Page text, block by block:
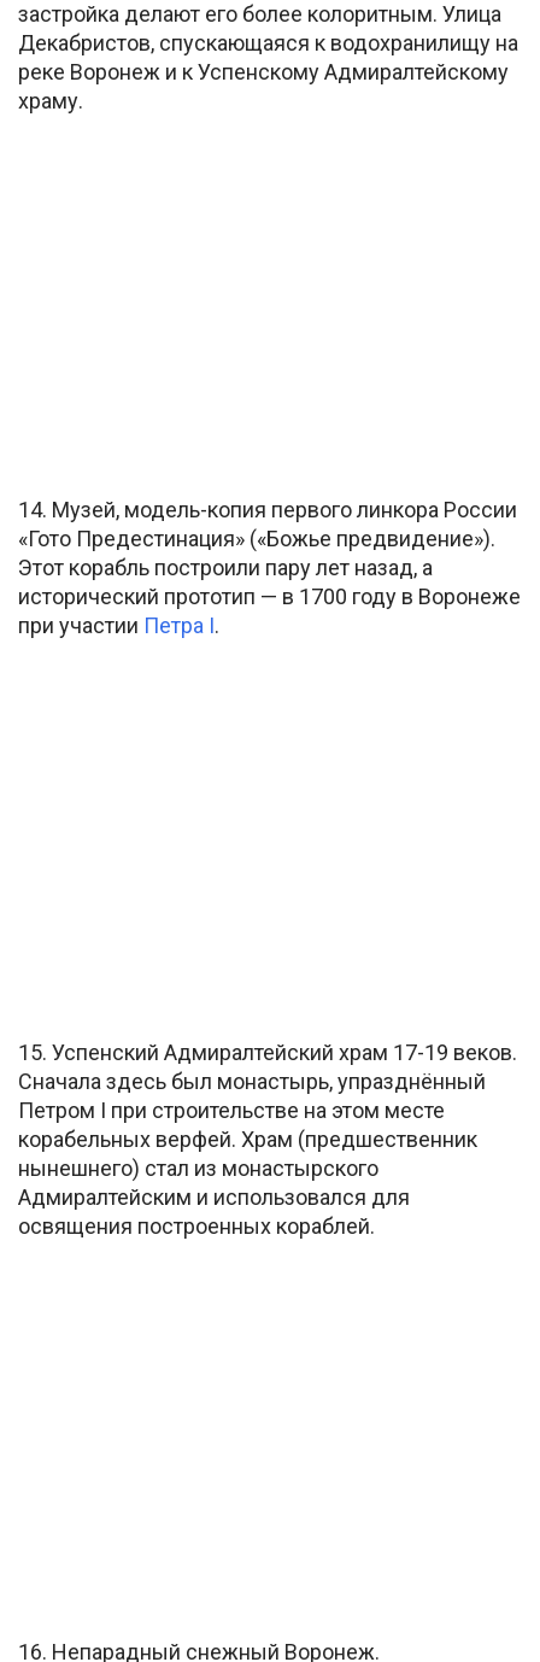
застройка делают его более колоритным. Улица
Декабристов, спускающаяся к водохранилищу на
реке Воронеж и к Успенскому Адмиралтейскому
храму.
14. Музей, модель-копия первого линкора России
«Гото Предестинация» («Божье предвидение»).
Этот корабль построили пару лет назад, а
исторический прототип — в 1700 году в Воронеже
при участии Петра I.
15. Успенский Адмиралтейский храм 17-19 веков.
Сначала здесь был монастырь, упразднённый
Петром I при строительстве на этом месте
корабельных верфей. Храм (предшественник
нынешнего) стал из монастырского
Адмиралтейским и использовался для
освящения построенных кораблей.
16. Непарадный снежный Воронеж.